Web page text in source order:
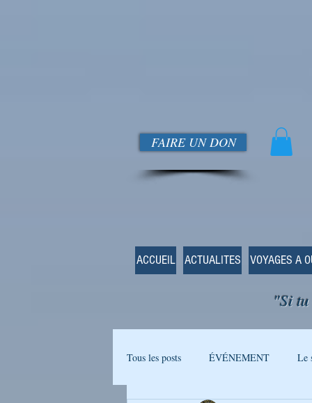
FAIRE UN DON
ACCUEIL ACTUALITES VOYAGES A
"Si
Tous les posts ÉVÉNEMENT Le